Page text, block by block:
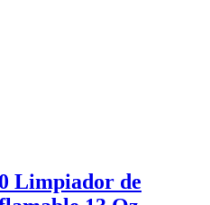
Limpiador de